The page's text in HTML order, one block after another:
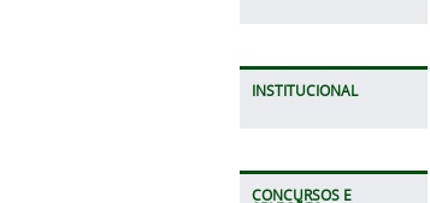
INSTITUCIONAL
CONCURSOS E